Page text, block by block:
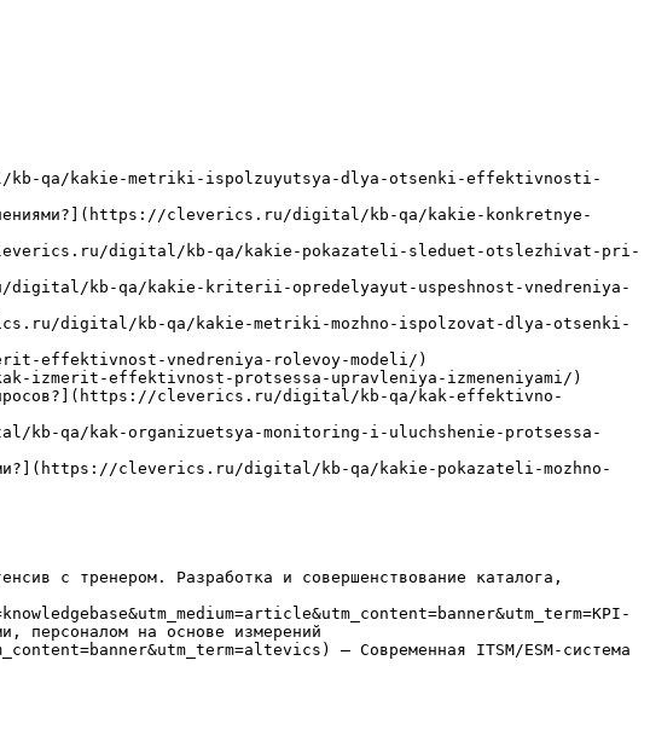
kb-qa/kakie-metriki-ispolzuyutsya-dlya-otsenki-effektivnosti-
cleverics.ru/digital/kb-qa/kakie-konkretnye-
cleverics.ru/digital/kb-qa/kakie-pokazateli-sleduet-otslezhivat-pri-
digital/kb-qa/kakie-kriterii-opredelyayut-uspeshnost-vnedreniya-
digital/kb-qa/kakie-metriki-mozhno-ispolzovat-dlya-otsenki-
effektivnost-vnedreniya-rolevoy-modeli/)
izmerit-effektivnost-protsessa-upravleniya-izmeneniyami/)
запросов?](https://cleverics.ru/digital/kb-qa/kak-effektivno-
kb-qa/kak-organizuetsya-monitoring-i-uluchshenie-protsessa-
cleverics.ru/digital/kb-qa/kakie-pokazateli-mozhno-
с тренером. Разработка и совершенствование каталога,
персоналом на основе измерений
— Современная ITSM/ESM-система